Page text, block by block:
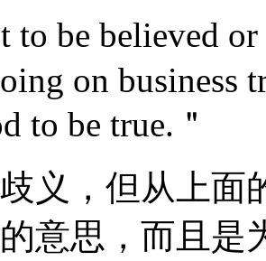
to be believed
on business
to be true.＂
义，但从上面
意思，而且是